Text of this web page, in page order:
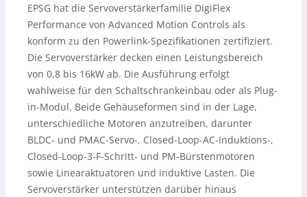
EPSG hat die Servoverstärkerfamilie DigiFlex
Performance von Advanced Motion Controls als
konform zu den Powerlink-Spezifikationen zertifiziert.
Die Servoverstärker decken einen Leistungsbereich
von 0,8 bis 16kW ab. Die Ausführung erfolgt
wahlweise für den Schaltschrankeinbau oder als Plug-
in-Modul. Beide Gehäuseformen sind in der Lage,
unterschiedliche Motoren anzutreiben, darunter
BLDC- und PMAC-Servo-, Closed-Loop-AC-Induktions-,
Closed-Loop-3-F-Schritt- und PM-Bürstenmotoren
sowie Linearaktuatoren und induktive Lasten. Die
Servoverstärker unterstützen darüber hinaus